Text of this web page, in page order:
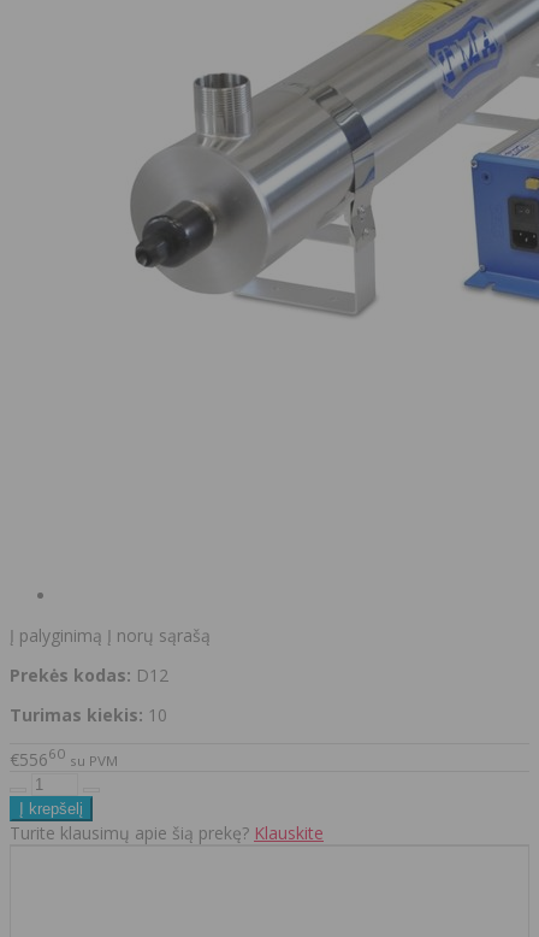
Į palyginimą Į norų sąrašą
Prekės kodas: D12
Turimas kiekis: 10
€55660 su PVM
Turite klausimų apie šią prekę? Klauskite